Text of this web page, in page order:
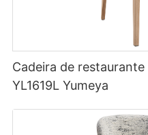
Cadeira de
YL1619L Yumeya